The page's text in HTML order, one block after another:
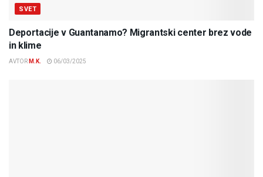
SVET
Deportacije v Guantanamo? Migrantski center brez vode
in klime
AVTOR M.K. 06/03/2025